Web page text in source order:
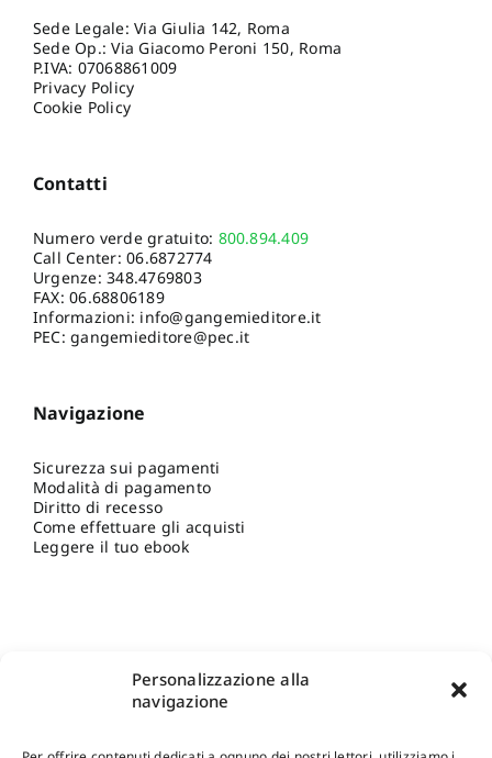
Personalizzazione alla
navigazione
Sede Legale: Via Giulia 142, Roma
Sede Op.: Via Giacomo Peroni 150, Roma
P.IVA: 07068861009
Privacy Policy
Cookie Policy
Contatti
Numero verde gratuito: 800.894.409
Call Center:06.6872774
Urgenze:348.4769803
FAX: 06.68806189
Informazioni: info@gangemieditore.it
PEC: gangemieditore@pec.it
Navigazione
Sicurezza sui pagamenti
Modalità di pagamento
Diritto di recesso
Come effettuare gli acquisti
Leggere il tuo ebook